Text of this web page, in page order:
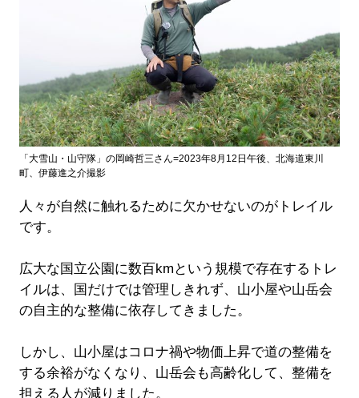
「大雪山・山守隊」の岡崎哲三さん=2023年8月12日午後、北海道東川
町、伊藤進之介撮影
人々が自然に触れるために欠かせないのがトレイル
です。
広大な国立公園に数百kmという規模で存在するトレ
イルは、国だけでは管理しきれず、山小屋や山岳会
の自主的な整備に依存してきました。
しかし、山小屋はコロナ禍や物価上昇で道の整備を
する余裕がなくなり、山岳会も高齢化して、整備を
担える人が減りました。